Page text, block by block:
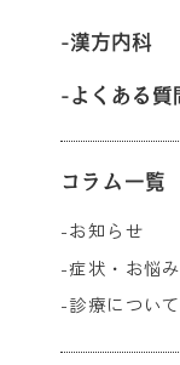
漢方内科
よくある質
コラム一覧
お知らせ
症状・お悩み
診療につい